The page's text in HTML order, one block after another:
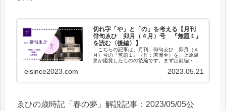
切れ字「や」と「の」を考える【月刊
俳句ゑひ 卯月（４月）号 『無題１』
を読む〈後編〉】
こちらの記事は、月刊 俳句ゑひ 卯月（４
月）号の『無題１』（作：若洲至）を、上原温
泉が鑑賞したものの後編です。まずは前編・中
月）号 『無題１』を読む〈前編〉は
eisince2023.com 2023.05.21
ゑひの歳時記「春の夢」解説記事：2023/05/05公